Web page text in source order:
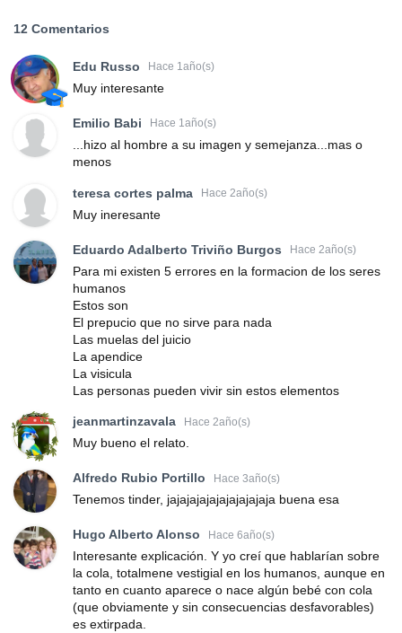
12 Comentarios
Edu Russo Hace 1año(s)
Muy interesante
Emilio Babi Hace 1año(s)
...hizo al hombre a su imagen y semejanza...mas o
menos
teresa cortes palma Hace 2año(s)
Muy ineresante
Eduardo Adalberto Triviño Burgos Hace 2año(s)
Para mi existen 5 errores en la formacion de los seres
humanos
Estos son
El prepucio que no sirve para nada
Las muelas del juicio
La apendice
La visicula
Las personas pueden vivir sin estos elementos
jeanmartinzavala Hace 2año(s)
Muy bueno el relato.
Alfredo Rubio Portillo Hace 3año(s)
Tenemos tinder, jajajajajajajajajajaja buena esa
Hugo Alberto Alonso Hace 6año(s)
Interesante explicación. Y yo creí que hablarían sobre
la cola, totalmene vestigial en los humanos, aunque en
tanto en cuanto aparece o nace algún bebé con cola
(que obviamente y sin consecuencias desfavorables)
es extirpada.